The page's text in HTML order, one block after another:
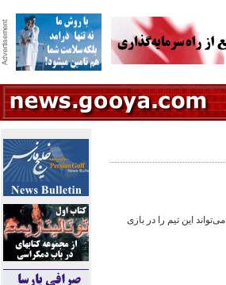
اين تيم را در بازی